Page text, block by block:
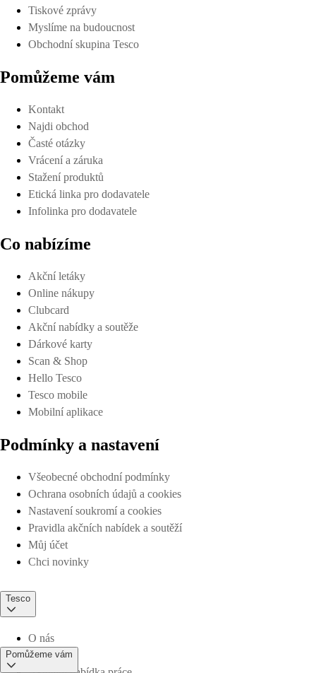
Tiskové zprávy
Myslíme na budoucnost
Obchodní skupina Tesco
Pomůžeme vám
Kontakt
Najdi obchod
Časté otázky
Vrácení a záruka
Stažení produktů
Etická linka pro dodavatele
Infolinka pro dodavatele
Co nabízíme
Akční letáky
Online nákupy
Clubcard
Akční nabídky a soutěže
Dárkové karty
Scan & Shop
Hello Tesco
Tesco mobile
Mobilní aplikace
Podmínky a nastavení
Všeobecné obchodní podmínky
Ochrana osobních údajů a cookies
Nastavení soukromí a cookies
Pravidla akčních nabídek a soutěží
Můj účet
Chci novinky
Tesco
O nás
Pomůžeme vám